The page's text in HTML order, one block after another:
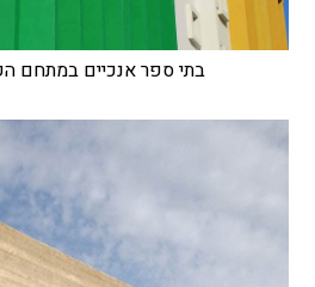
בתי ספר אנכיים במתחם